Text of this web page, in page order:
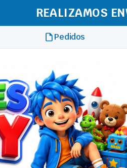
REALIZAMOS
Pedidos